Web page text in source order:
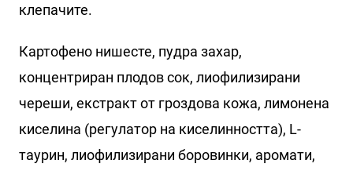
клепачите.
Картофено нишесте, пудра захар,
концентриран плодов сок, лиофилизирани
череши, екстракт от гроздова кожа, лимонена
киселина (регулатор на киселинността), L-
таурин, лиофилизирани боровинки, аромати,